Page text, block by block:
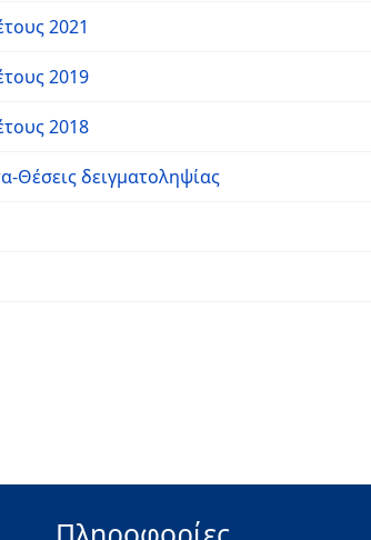
2021
2019
2018
Θέσεις δειγματοληψίας